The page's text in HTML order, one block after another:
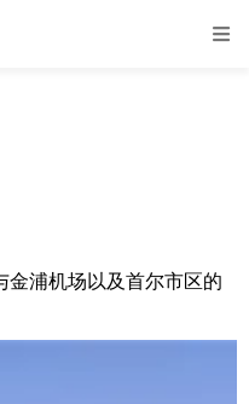
金浦机场以及首尔市区的